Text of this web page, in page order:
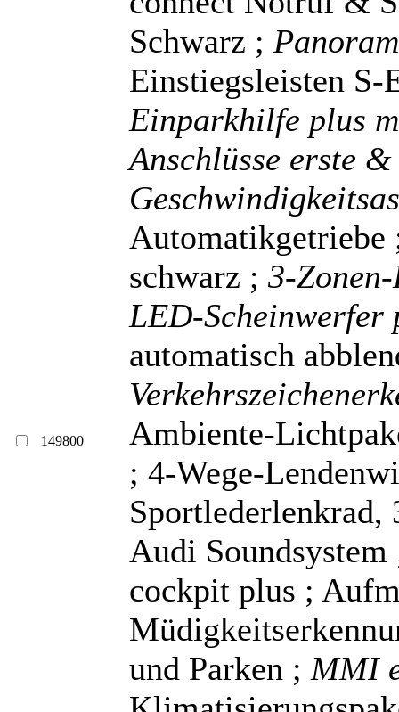
149800
Schwarz ;
Einstiegsleisten S-
Einparkhilfe plus
Anschlüsse erste
schwarz ; 3-
LED-Scheinwerfer
automatisch
Ambiente-
; 4-Wege-
Sportlederlenkrad,
Audi
cockpit plus ;
und Parken ; MMI